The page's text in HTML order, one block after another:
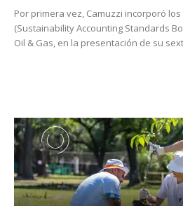
Por primera vez, Camuzzi incorporó los
(Sustainability Accounting Standards
Oil & Gas, en la presentación de su